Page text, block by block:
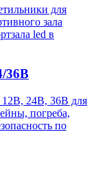
для
зала
led в
36В
12В, 24В, 36В для
погреба,
по